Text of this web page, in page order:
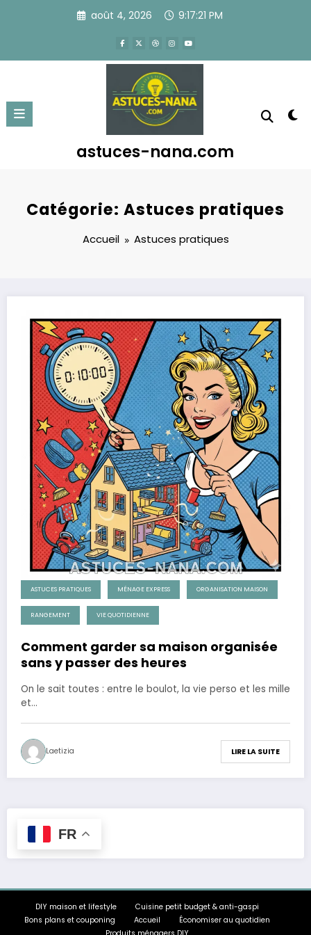
août 4, 2026 9:17:21 PM
astuces-nana.com
Catégorie: Astuces pratiques
Accueil Astuces pratiques
ASTUCES PRATIQUES MÉNAGE EXPRESS ORGANISATION MAISON
RANGEMENT VIE QUOTIDIENNE
Comment garder sa maison organisée
sans y passer des heures
On le sait toutes : entre le boulot, la vie perso et les mille
et…
Laetizia LIRE LA SUITE
FR
DIY maison et lifestyle
Cuisine petit budget & anti-gaspi
Bons plans et couponing
Accueil
Économiser au quotidien